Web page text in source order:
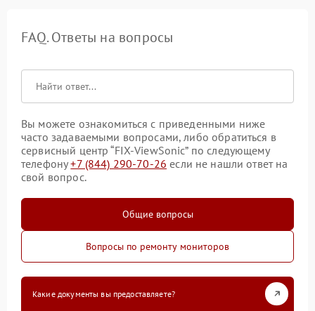
FAQ. Ответы на вопросы
Вы можете ознакомиться с приведенными ниже
часто задаваемыми вопросами, либо обратиться в
сервисный центр “FIX-ViewSonic” по следующему
телефону+7 (844) 290-70-26 если не нашли ответ на
свой вопрос.
Общие вопросы
Вопросы по ремонту мониторов
Какие документы вы предоставляете?